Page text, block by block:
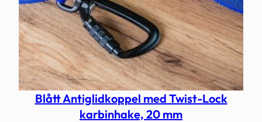
Blått Antiglidkoppel med Twist-Lock
karbinhake, 20 mm